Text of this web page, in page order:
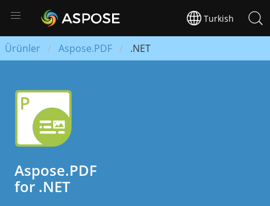
Turkish
Ürünler Aspose.PDF .NET
Aspose.PDF
for .NET